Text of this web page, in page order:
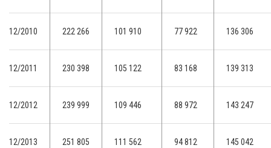
12/2010 222 266 101 910 77 922 136 306
12/2011 230 398 105 122 83 168 139 313
12/2012 239 999 109 446 88 972 143 247
12/2013 251 805 111 562 94 812 145 042